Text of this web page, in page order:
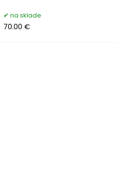
na sklade
70.00 €